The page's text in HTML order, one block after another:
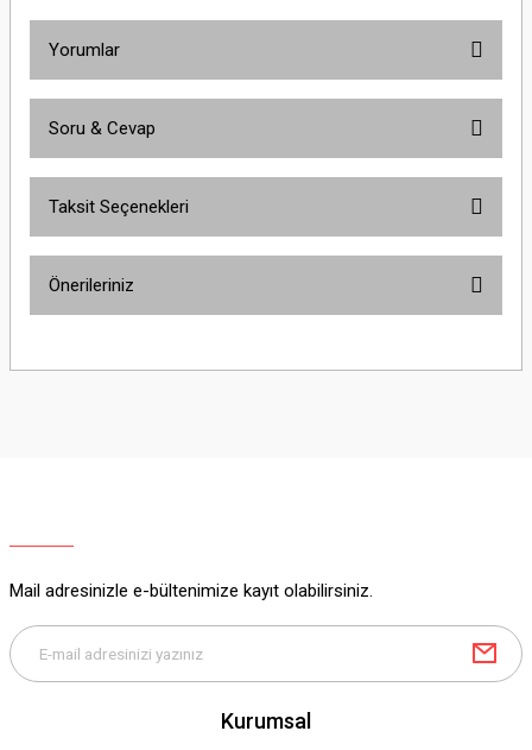
Yorumlar
Soru & Cevap
Taksit Seçenekleri
Önerileriniz
yetersiz gördüğünüz noktaları öneri formunu kullanarak tarafımıza
Bu ürüne benzer farklı alternatifler olmalı.
Mail adresinizle e-bültenimize kayıt olabilirsiniz.
Kurumsal